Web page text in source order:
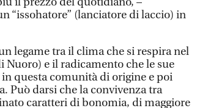
“issohatore” (lanciatore di laccio) in
legame tra il clima che si respira nel
e il radicamento che le sue
questa comunità di origine e poi
Può darsi che la convivenza tra
caratteri di bonomia, di maggiore